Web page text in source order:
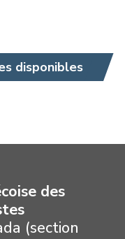
disponibles
des
(section